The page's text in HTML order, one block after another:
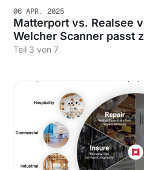
06 APR. 2025
Matterport vs. Realsee
Welcher Scanner passt
Teil 3 von 7